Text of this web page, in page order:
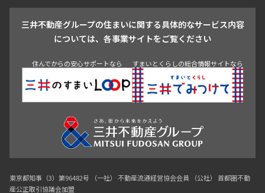
青山 渋谷 東京・大手町 新宿 品川
目黒・中目黒
三井不動産グループの住まいに関する具体的なサービス内容
については、各事業サイトをご覧ください
住んでからの安心サポートなら すまいとくらしの総合情報サイトなら
東京都知事（3）第96482号 （一社） 不動産流通経営協会会員 （公社） 首都圏不動
産公正取引協議会加盟